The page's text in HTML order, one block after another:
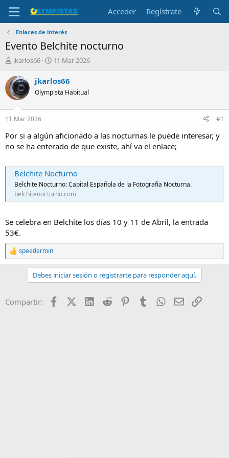
Acceder Regístrate
Enlaces de interés
Evento Belchite nocturno
I
i
c
i
a
d
o
r
e
t
e
m
a
jkarlos66
F
c
h
a
i
n
c
o
11 Mar 2026
jkarlos66
Olympista Habitual
11 Mar 2026 #1
Por si a algún aficionado a las nocturnas le puede interesar, y
no se ha enterado de que existe, ahí va el enlace;
Belchite Nocturno
Belchite Nocturno: Capital Española de la Fotografía Nocturna.
belchitenocturno.com
Se celebra en Belchite los días 10 y 11 de Abril, la entrada
53€.
R
e
o
speedermin
Debes iniciar sesión o registrarte para responder aquí.
Compartir: FacebookX (Twitter)
LinkedIn
Reddit PinterestTumblr WhatsApp
EmailEnlace